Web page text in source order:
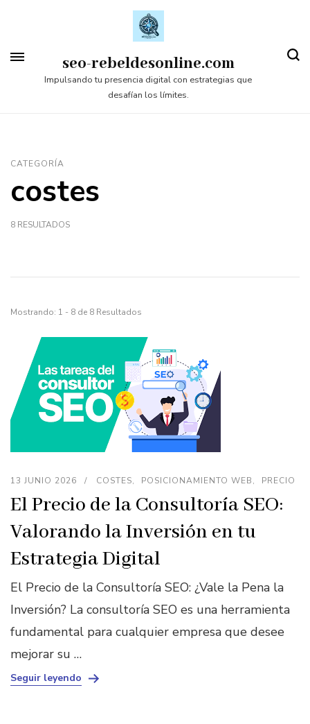
contenido
(presiona
seo-rebeldesonline.com
Impulsando tu presencia digital con estrategias que
desafían los límites.
CATEGORÍA
costes
8 RESULTADOS
Mostrando: 1 - 8 de 8 Resultados
13 JUNIO 2026 COSTES POSICIONAMIENTO WEB PRECIO
El Precio de la Consultoría SEO:
Valorando la Inversión en tu
Estrategia Digital
El Precio de la Consultoría SEO: ¿Vale la Pena la
Inversión? La consultoría SEO es una herramienta
fundamental para cualquier empresa que desee
mejorar su …
Seguir leyendo